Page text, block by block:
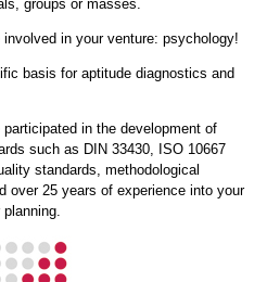
groups or masses.
in your venture: psychology!
basis for aptitude diagnostics and
in the development of
such as DIN 33430, ISO 10667
standards, methodological
over 25 years of experience into your